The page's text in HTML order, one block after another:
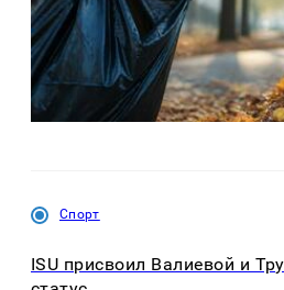
Спорт
ISU присвоил Валиевой и